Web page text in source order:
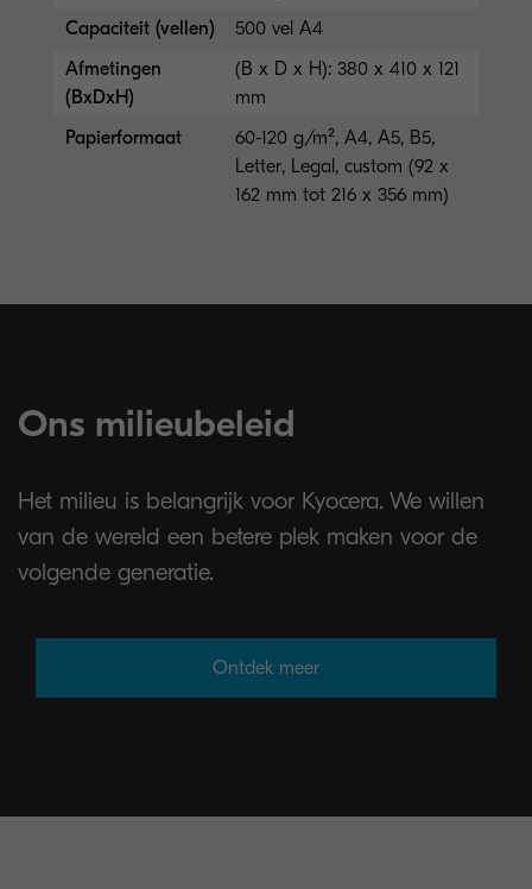
Capaciteit (vellen)
500 vel A4
Afmetingen
(BxDxH)
(B x D x H): 380 x 410 x 121
mm
Papierformaat
60-120 g/m², A4, A5, B5,
Letter, Legal, custom (92 x
162 mm tot 216 x 356 mm)
Ons milieubeleid
Het milieu is belangrijk voor Kyocera. We willen
van de wereld een betere plek maken voor de
volgende generatie.
Ontdek meer